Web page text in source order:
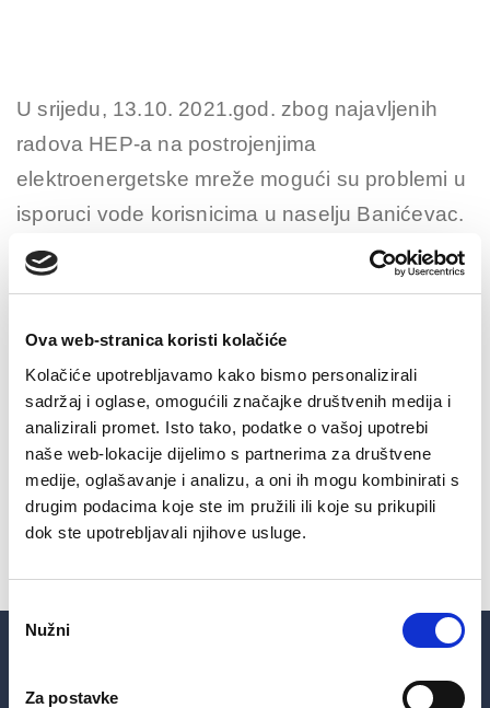
Ova web-stranica koristi kolačiće
Kolačiće upotrebljavamo kako bismo personalizirali
sadržaj i oglase, omogućili značajke društvenih medija i
analizirali promet. Isto tako, podatke o vašoj upotrebi
naše web-lokacije dijelimo s partnerima za društvene
medije, oglašavanje i analizu, a oni ih mogu kombinirati s
drugim podacima koje ste im pružili ili koje su prikupili
dok ste upotrebljavali njihove usluge.
Odabir
pristanka
Nužni
Za postavke
U srijedu, 13.10. 2021.god. zbog najavljenih
radova HEP-a na postrojenjima
elektroenergetske mreže mogući su problemi u
isporuci vode korisnicima u naselju Banićevac.
Predviđeno trajanje radova je od 7:30 do 08:30
Molimo cijenjene potrošače za strpljenje i
razumijevanje.
SHARE ON